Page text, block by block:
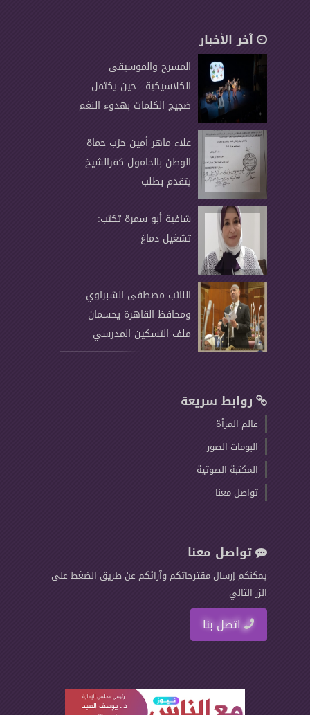
آخر الأخبار
المسرح والموسيقى
الكلاسيكية.. حين يكتمل
ضجيج الكلمات بهدوء النغم
علاء ماهر أمين حزب حماة
الوطن بالحامول كفرالشيخ
يتقدم بطلب
شافية أبو سمرة تكتب:
تشغيل دماغ
النائب مصطفى الشبراوي
ومحافظ القاهرة يحسمان
ملف التسكين المدرسي
روابط سريعة
عالم المرأة
البومات الصور
المكتبة الصوتية
تواصل معنا
تواصل معنا
يمكنكم إرسال مقترحاتكم وآرائكم عن طريق الضغط على
الزر التالي
اتصل بنا